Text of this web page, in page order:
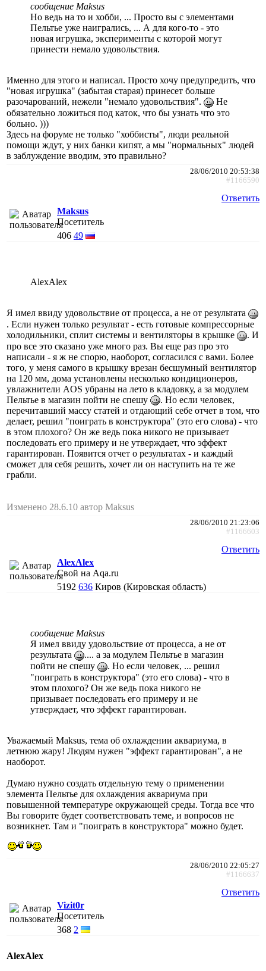
сообщение Maksus
Но ведь на то и хобби, ... Просто вы с элементами
Пельтье уже наигрались, ... А для кого-то - это
новая игрушка, эксперименты с которой могут
принести немало удовольствия.
Именно для этого и написал. Просто хочу предупредить, что
"новая игрушка" (забытая старая) принесет больше
разочарований, нежели "немало удовольствия".
Не
обязательно ложиться под каток, что бы узнать что это
больно. )))
Здесь на форуме не только "хоббисты", люди реальной
помощи ждут, у них банки кипят, а мы "нормальных" людей
в заблуждение вводим, это правильно?
28/06/2010 20:53:38
#1166590
Ответить
Maksus
Посетитель
406 49
AlexAlex
Я имел ввиду удовольствие от процесса, а не от результата
. Если нужен только результат - есть готовые компрессорные
холодильники, сплит системы и вентиляторы в крышке
. И
про все это сказано уже много раз. Вы еще раз про это
написали - я ж не спорю, наоборот, согласился с вами. Более
того, у меня самого в крышку врезан бесшумный вентилятор
на 120 мм, дома установлены несколько кондиционеров,
увлажнители AOS убраны на лето в кладовку, а за модулем
Пельтье в магазин пойти не спешу
. Но если человек,
перечитавший массу статей и отдающий себе отчет в том, что
делает, решил "поиграть в конструктора" (это его слова) - что
в этом плохого? Он же ведь пока никого не призывает
последовать его примеру и не утверждает, что эффект
гарантирован. Появится отчет о результатах - и каждый
сможет для себя решить, хочет ли он наступить на те же
грабли.
Изменено 28.6.10 автор Maksus
28/06/2010 21:23:06
#1166603
Ответить
AlexAlex
Свой на Aqa.ru
5192 636 Киров (Кировская область)
сообщение Maksus
Я имел ввиду удовольствие от процесса, а не от
результата
.... а за модулем Пельтье в магазин
пойти не спешу
. Но если человек, ... решил
"поиграть в конструктора" (это его слова) - что в
этом плохого? Он же ведь пока никого не
призывает последовать его примеру и не
утверждает, что эффект гарантирован.
Уважаемый Maksus, тема об охлаждении аквариума, в
летнюю жару! Людям нужен "эффект гарантирован", а не
наоборот.
Думаю нужно создать отдельную тему о применении
элемента Пельтье для охлаждения аквариума при
повышенной температуре окружающей среды. Тогда все что
Вы говорите будет соответствовать теме, и вопросов не
возникнет. Там и "поиграть в конструктора" можно будет.
28/06/2010 22:05:27
#1166637
Ответить
Vizit0r
Посетитель
368 2
AlexAlex